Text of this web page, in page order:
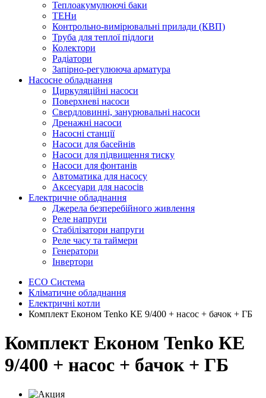
Теплоакумулюючі баки
ТЕНи
Контрольно-вимірювальні прилади (КВП)
Труба для теплої підлоги
Колектори
Радіатори
Запірно-регулююча арматура
Насосне обладнання
Циркуляційні насоси
Поверхневі насоси
Свердловинні, занурювальні насоси
Дренажні насоси
Насосні станції
Насоси для басейнів
Насоси для підвищення тиску
Насоси для фонтанів
Автоматика для насосу
Аксесуари для насосів
Електричне обладнання
Джерела безперебійного живлення
Реле напруги
Стабілізатори напруги
Реле часу та таймери
Генератори
Інвертори
ECO Система
Кліматичне обладнання
Електричні котли
Комплект Економ Tenko КЕ 9/400 + насос + бачок + ГБ
Комплект Економ Tenko КЕ
9/400 + насос + бачок + ГБ